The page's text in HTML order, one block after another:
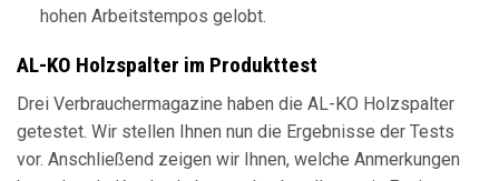
hohen Arbeitstempos gelobt.
AL-KO Holzspalter im Produkttest
Drei Verbrauchermagazine haben die AL-KO Holzspalter
getestet. Wir stellen Ihnen nun die Ergebnisse der Tests
vor. Anschließend zeigen wir Ihnen, welche Anmerkungen